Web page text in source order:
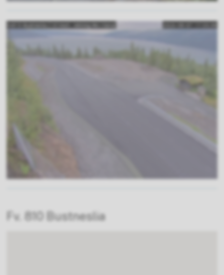
Fv. 810 Bustneslia